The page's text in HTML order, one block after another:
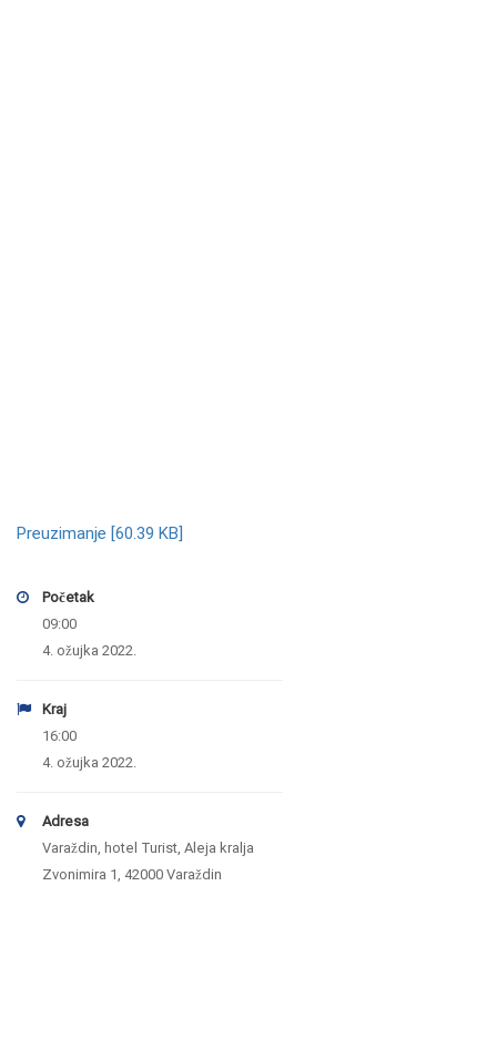
Preuzimanje [60.39 KB]
Početak
09:00
4. ožujka 2022.
Kraj
16:00
4. ožujka 2022.
Adresa
Varaždin, hotel Turist, Aleja kralja
Zvonimira 1, 42000 Varaždin